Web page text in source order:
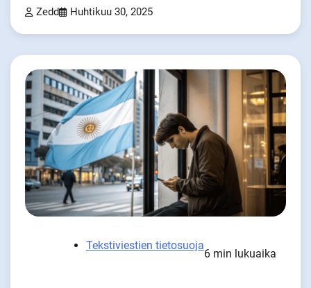
Zedd Huhtikuu 30, 2025
Tekstiviestien tietosuoja
6 min lukuaika